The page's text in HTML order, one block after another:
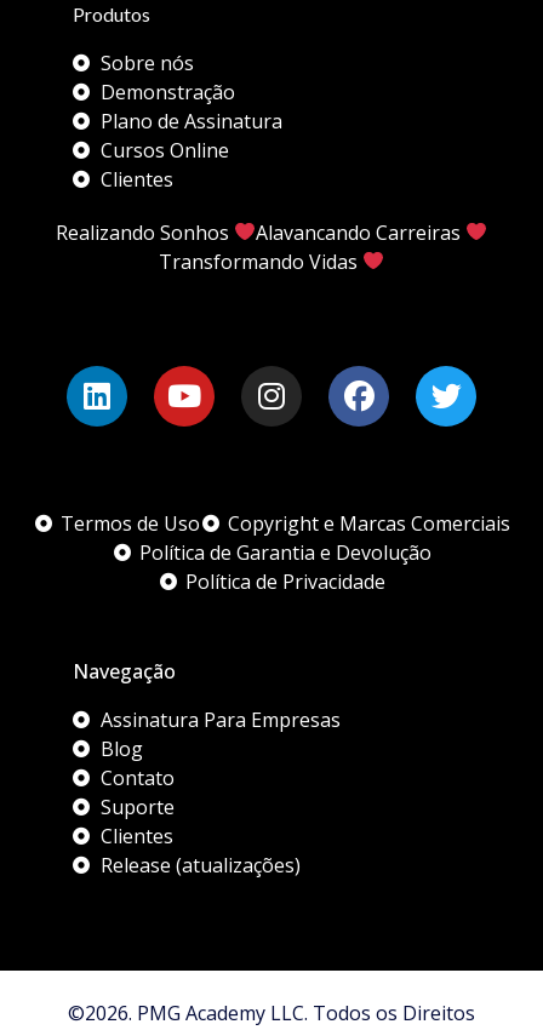
Produtos
Sobre nós
Demonstração
Plano de Assinatura
Cursos Online
Clientes
Realizando Sonhos
Alavancando Carreiras
Transformando Vidas
Termos de Uso
Copyright e Marcas Comerciais
Política de Garantia e Devolução
Política de Privacidade
Navegação
Assinatura Para Empresas
Blog
Contato
Suporte
Clientes
Release (atualizações)
©2026. PMG Academy LLC. Todos os Direitos